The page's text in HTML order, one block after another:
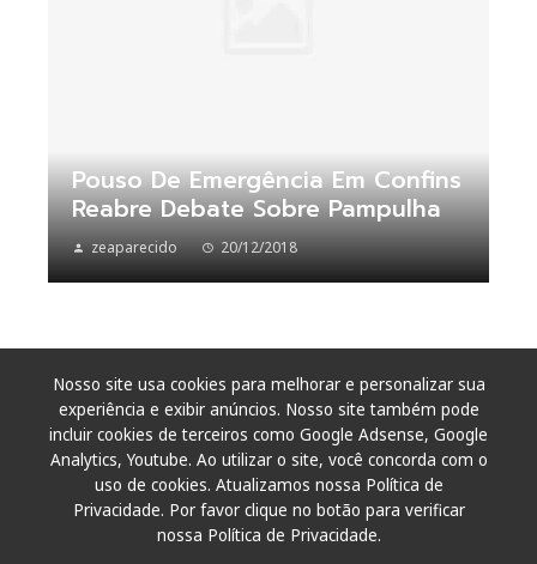
Nosso site usa cookies para melhorar e personalizar sua
experiência e exibir anúncios. Nosso site também pode
incluir cookies de terceiros como Google Adsense, Google
Analytics, Youtube. Ao utilizar o site, você concorda com o
uso de cookies. Atualizamos nossa Política de
Privacidade. Por favor clique no botão para verificar
nossa Política de Privacidade.
Pouso De Emergência Em Confins
Reabre Debate Sobre Pampulha
zeaparecido 20/12/2018